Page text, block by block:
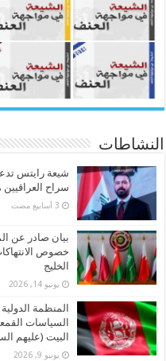
النشاطات
شيعة رايتس
سراح
بيان صادر عن
خصوص
الخليج
يونيو 14, 2026
المنظمة
السياسات
البيت (عليهم
يونيو 9, 2026